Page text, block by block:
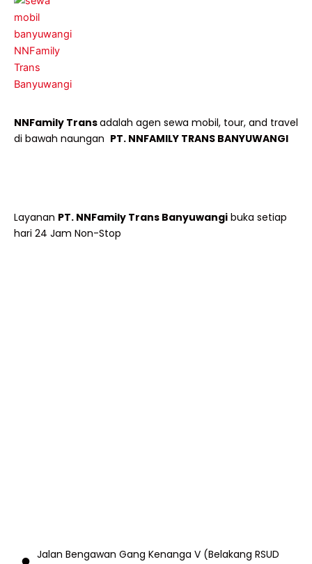
NNFamily Transadalah agen sewa mobil, tour, and travel
di bawah naungan PT. NNFAMILY TRANS BANYUWANGI
Layanan PT. NNFamily Trans Banyuwangi buka setiap
hari 24 Jam Non-Stop
Jalan Bengawan Gang Kenanga V (Belakang RSUD